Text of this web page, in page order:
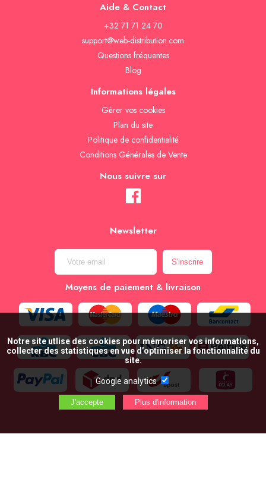
Aide & Contact
+32 71 71 24 70
support@web-distribution.com
Questions fréquentes
Blog
Informations légales
Gèrer vos cookies
Plan du site
Politique de confidentialité
Conditions Générales de Vente
Nous suivre sur
Newsletter
Moyens de paiement & livraison
Notre site utlise des cookies pour mémoriser vos informations,
collecter des statistiques en vue d’optimiser la fonctionnalité du
site.
Google analytics